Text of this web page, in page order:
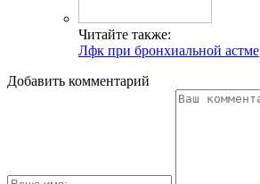
Читайте также:
Лфк при бронхиальной астме
Добавить комментарий